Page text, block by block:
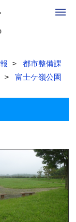
都市整備課
富士ケ嶺公園